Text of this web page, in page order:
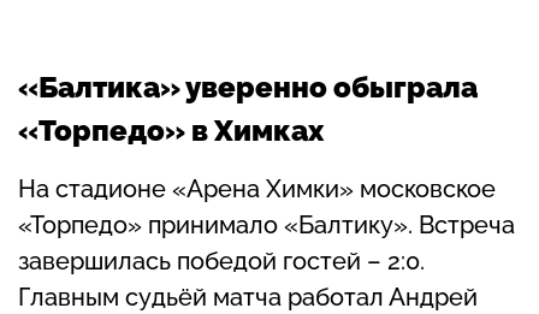
«Балтика» уверенно обыграла
«Торпедо» в Химках
На стадионе «Арена Химки» московское
«Торпедо» принимало «Балтику». Встреча
завершилась победой гостей – 2:0.
Главным судьёй матча работал Андрей